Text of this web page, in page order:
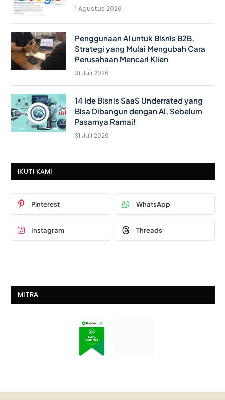
1 Agustus 2026
Penggunaan AI untuk Bisnis B2B,
Strategi yang Mulai Mengubah Cara
Perusahaan Mencari Klien
31 Juli 2026
14 Ide Bisnis SaaS Underrated yang
Bisa Dibangun dengan AI, Sebelum
Pasarnya Ramai!
31 Juli 2026
IKUTI KAMI
Pinterest WhatsApp
Instagram Threads
MITRA